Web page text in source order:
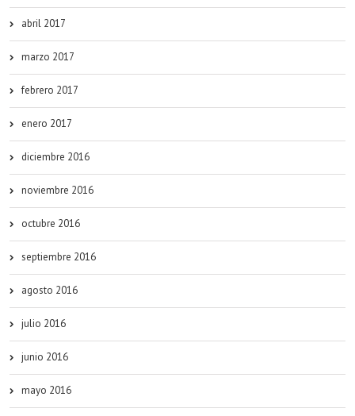
abril 2017
marzo 2017
febrero 2017
enero 2017
diciembre 2016
noviembre 2016
octubre 2016
septiembre 2016
agosto 2016
julio 2016
junio 2016
mayo 2016